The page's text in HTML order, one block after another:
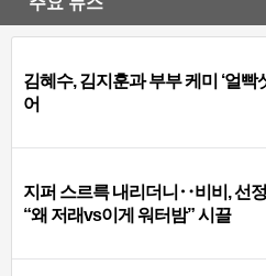
김혜수, 김지훈과 부부 케미 ‘얼빡
어
지퍼 스르륵 내리더니‥비비, 선
“왜 저래vs이게 워터밤” 시끌